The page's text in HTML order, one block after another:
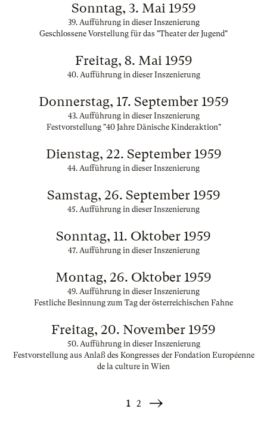
Sonntag, 3. Mai 1959
39. Aufführung in dieser Inszenierung
Geschlossene Vorstellung für das "Theater der Jugend"
Freitag, 8. Mai 1959
40. Aufführung in dieser Inszenierung
Donnerstag, 17. September 1959
43. Aufführung in dieser Inszenierung
Festvorstellung "40 Jahre Dänische Kinderaktion"
Dienstag, 22. September 1959
44. Aufführung in dieser Inszenierung
Samstag, 26. September 1959
45. Aufführung in dieser Inszenierung
Sonntag, 11. Oktober 1959
47. Aufführung in dieser Inszenierung
Montag, 26. Oktober 1959
49. Aufführung in dieser Inszenierung
Festliche Besinnung zum Tag der österreichischen Fahne
Freitag, 20. November 1959
50. Aufführung in dieser Inszenierung
Festvorstellung aus Anlaß des Kongresses der Fondation Européenne
de la culture in Wien
1 2
Weiter